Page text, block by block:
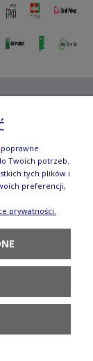
zamieszczone
edycja,
z nich może
zgodę, napisz do
Twoich potrzeb.
tych plików i
preferencji,
prywatności.